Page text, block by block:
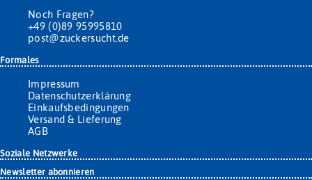
Noch Fragen?
+49 (0)89 95995810
post@zuckersucht.de
Formales
Impressum
Datenschutzerklärung
Einkaufsbedingungen
Versand & Lieferung
AGB
Soziale Netzwerke
Newsletter abonnieren